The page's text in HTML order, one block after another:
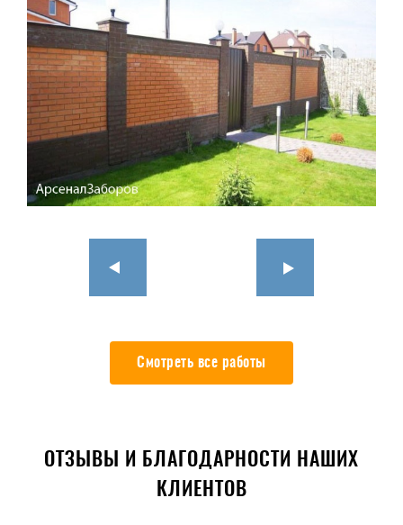
Смотреть все работы
ОТЗЫВЫ И БЛАГОДАРНОСТИ НАШИХ
КЛИЕНТОВ